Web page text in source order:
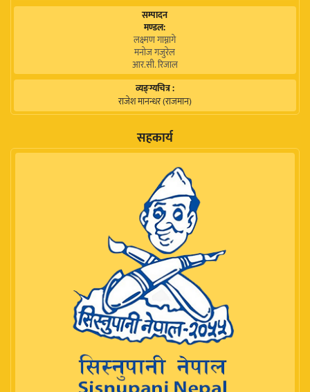
सम्पादन
मण्डल:
लक्ष्मण गाम्नागे
मनोज गजुरेल
आर.सी. रिजाल
व्यङ्ग्यचित्र :
राजेश मानन्धर (राजमान)
सहकार्य